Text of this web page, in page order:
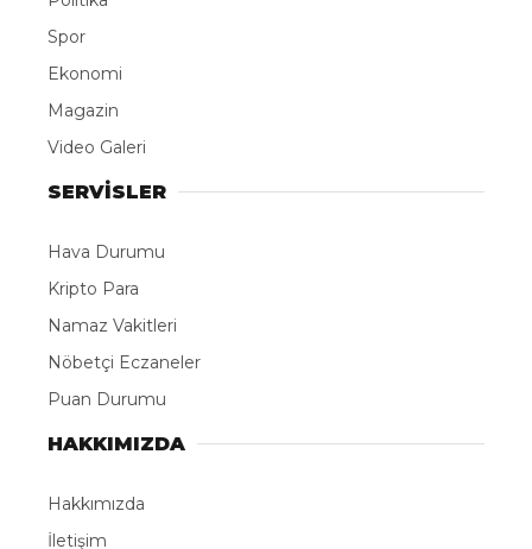
Spor
Ekonomi
Magazin
Video Galeri
SERVİSLER
Hava Durumu
Kripto Para
Namaz Vakitleri
Nöbetçi Eczaneler
Puan Durumu
HAKKIMIZDA
Hakkımızda
İletişim